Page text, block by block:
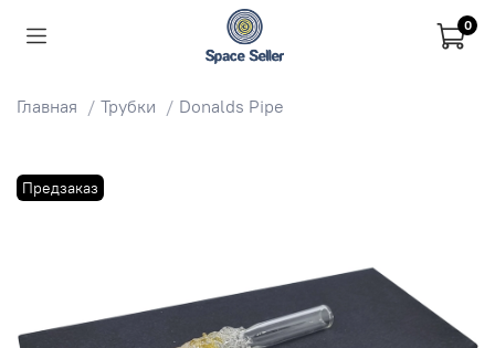
0
Главная Трубки Donalds Pipe
Предзаказ